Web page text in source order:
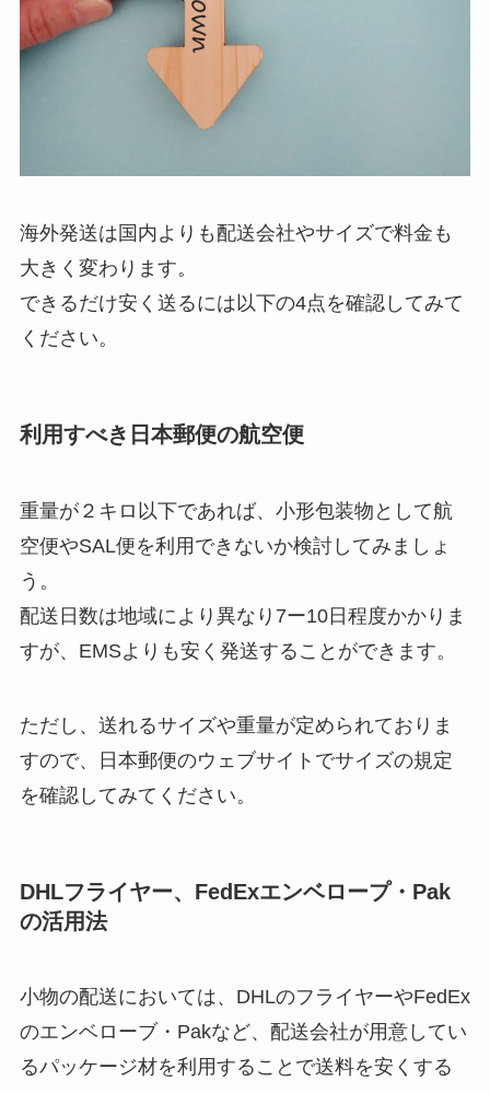
海外発送は国内よりも配送会社やサイズで料金も
大きく変わります。
できるだけ安く送るには以下の4点を確認してみて
ください。
利用すべき日本郵便の航空便
重量が２キロ以下であれば、小形包装物として航
空便やSAL便を利用できないか検討してみましょ
う。
配送日数は地域により異なり7ー10日程度かかりま
すが、EMSよりも安く発送することができます。
ただし、送れるサイズや重量が定められておりま
すので、日本郵便のウェブサイトでサイズの規定
を確認してみてください。
DHLフライヤー、FedExエンベロープ・Pak
の活用法
小物の配送においては、DHLのフライヤーやFedEx
のエンベローブ・Pakなど、配送会社が用意してい
るパッケージ材を利用することで送料を安くする